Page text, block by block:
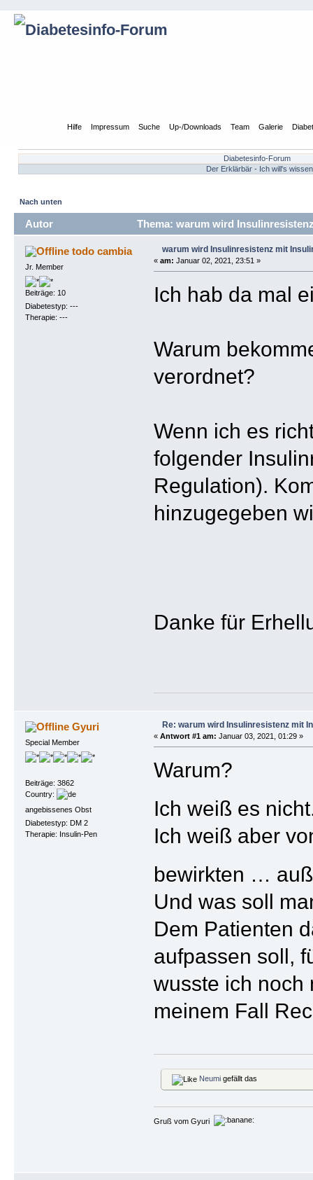
Hilfe Impressum Suche Up-/Downloads Team Galerie
Diabetesinfo-Forum
Der Erklärbär - Ich will's wissen
Nach unten
Autor Thema: warum wird
todo cambia
Jr. Member
Beiträge: 10
Diabetestyp: ---
Therapie: ---
warum wird Insulinresistenz mit
« am: Januar 02, 2021, 23:51 »
Ich hab da mal
Warum
verordnet?
Wenn ich es
folgender
Regulation).
hinzugegeben
Danke für
Gyuri
Special Member
Beiträge: 3862
Country:
angebissenes Obst
Diabetestyp: DM 2
Therapie: Insulin-Pen
Re: warum wird Insulinresistenz mit
« Antwort #1 am: Januar 03, 2021, 01:29 »
Warum?
Ich weiß es
Ich weiß aber
bewirkten …
Und was soll
Dem Patienten
aufpassen soll,
wusste ich noch
meinem Fall
Neumigefällt das
Gruß vom Gyuri